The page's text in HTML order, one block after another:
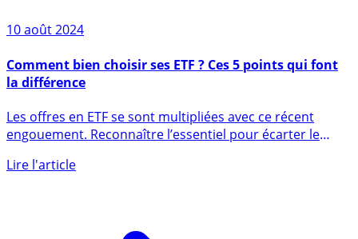
10 août 2024
la différence
engouement. Reconnaître l’essentiel pour écarter le